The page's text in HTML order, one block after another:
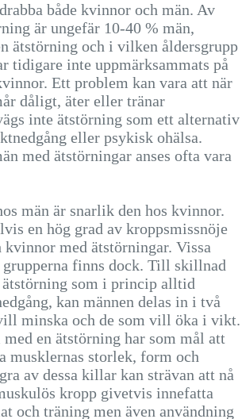
både kvinnor och män. Av
är ungefär 10-40 % män,
ätstörning och i vilken åldersgrupp
tidigare inte uppmärksammats på
Ett problem kan vara att när
dåligt, äter eller tränar
inte ätstörning som ett alternativ
eller psykisk ohälsa.
med ätstörningar anses ofta vara
män är snarlik den hos kvinnor.
en hög grad av kroppsmissnöje
kvinnor med ätstörningar. Vissa
finns dock. Till skillnad
som i princip alltid
kan männen delas in i två
minska och de som vill öka i vikt.
en ätstörning har som mål att
musklernas storlek, form och
av dessa killar kan strävan att nå
kropp givetvis innefatta
och träning men även användning